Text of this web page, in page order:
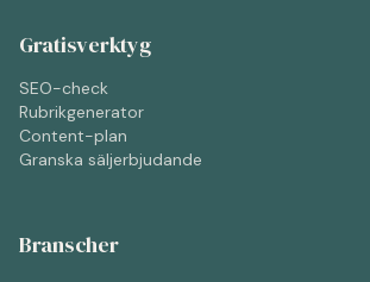
Gratisverktyg
SEO-check
Rubrikgenerator
Content-plan
Granska säljerbjudande
Branscher